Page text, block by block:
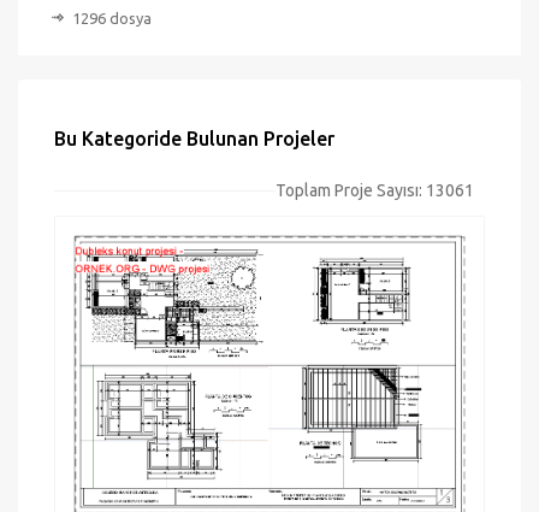
1296 dosya
Bu Kategoride Bulunan Projeler
Toplam Proje Sayısı: 13061